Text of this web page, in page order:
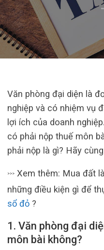
Văn phòng đại diện là
nghiệp và có nhiệm vụ
lợi ích của doanh
có phải nộp thuế môn
phải nộp là gì? Hãy
>>> Xem thêm: Mua đất
những điều kiện gì để
sổ đỏ ?
1. Văn phòng đại
môn bài không?